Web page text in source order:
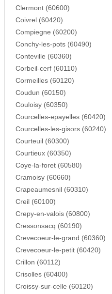
Clermont (60600)
Coivrel (60420)
Compiegne (60200)
Conchy-les-pots (60490)
Conteville (60360)
Corbeil-cerf (60110)
Cormeilles (60120)
Coudun (60150)
Couloisy (60350)
Courcelles-epayelles (60420)
Courcelles-les-gisors (60240)
Courteuil (60300)
Courtieux (60350)
Coye-la-foret (60580)
Cramoisy (60660)
Crapeaumesnil (60310)
Creil (60100)
Crepy-en-valois (60800)
Cressonsacq (60190)
Crevecoeur-le-grand (60360)
Crevecoeur-le-petit (60420)
Crillon (60112)
Crisolles (60400)
Croissy-sur-celle (60120)